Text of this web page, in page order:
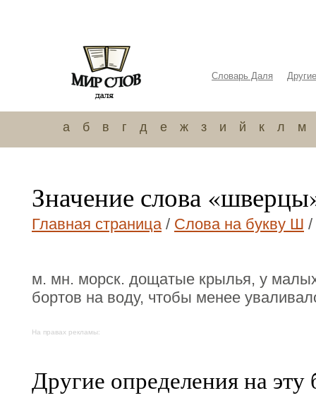
Словарь Даля
а б в г д е ж з и й к л м
Значение слова
Главная страница/ Слова на букву Ш
м. мн. морск. дощатые крылья, у
бортов на воду, чтобы менее
На правах рекламы:
Другие определения на эту